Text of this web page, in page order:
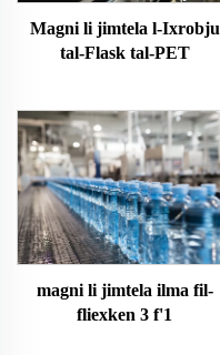
Magni li jimtela l-Ixrobju
tal-Flask tal-PET
magni li jimtela ilma fil-
fliexken 3 f'1